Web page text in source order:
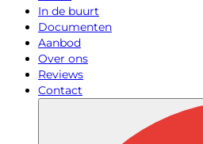
In de buurt
Documenten
Aanbod
Over ons
Reviews
Contact